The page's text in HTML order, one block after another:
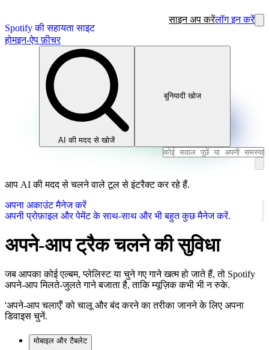
Spotify की सहायता साइट
साइन अप करेंलॉग इन करें
होमइन-ऐप फ़ीचर
AI की मदद से खोजें
बुनियादी खोज
आप AI की मदद से चलने वाले टूल से इंटरैक्ट कर रहे हैं.
अपना अकाउंट मैनेज करें
अपनी प्रोफ़ाइल और पेमेंट के साथ-साथ और भी बहुत कुछ मैनेज करें.
अपने-आप ट्रैक चलने की सुविधा
जब आपका कोई एल्बम, प्लेलिस्ट या चुने गए गाने खत्म हो जाते हैं, तो Spotify
अपने-आप मिलते-जुलते गाने बजाता है, ताकि म्यूज़िक कभी भी न रुके.
'अपने-आप चलाएँ' को चालू और बंद करने का तरीका जानने के लिए अपना
डिवाइस चुनें.
मोबाइल और टैबलेट